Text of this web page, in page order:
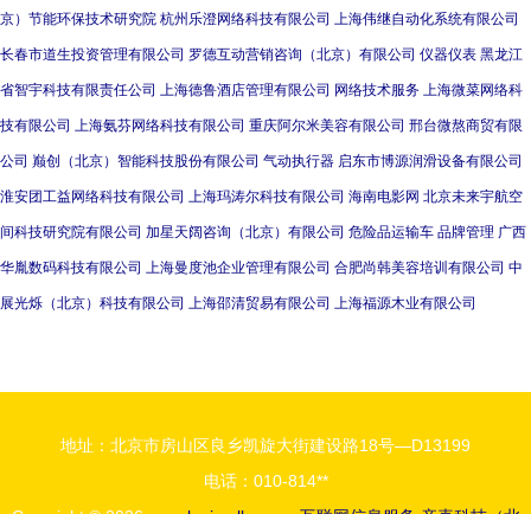
京）节能环保技术研究院 杭州乐澄网络科技有限公司 上海伟继自动化系统有限公司
长春市道生投资管理有限公司 罗德互动营销咨询（北京）有限公司 仪器仪表 黑龙江
省智宇科技有限责任公司 上海德鲁酒店管理有限公司 网络技术服务 上海微菜网络科
技有限公司 上海氨芬网络科技有限公司 重庆阿尔米美容有限公司 邢台微熬商贸有限
公司 巅创（北京）智能科技股份有限公司 气动执行器 启东市博源润滑设备有限公司
淮安团工益网络科技有限公司 上海玛涛尔科技有限公司 海南电影网 北京未来宇航空
间科技研究院有限公司 加星天阔咨询（北京）有限公司 危险品运输车 品牌管理 广西
华胤数码科技有限公司 上海曼度池企业管理有限公司 合肥尚韩美容培训有限公司 中
展光烁（北京）科技有限公司 上海邵清贸易有限公司 上海福源木业有限公司
地址：北京市房山区良乡凯旋大街建设路18号—D13199
电话：010-814**